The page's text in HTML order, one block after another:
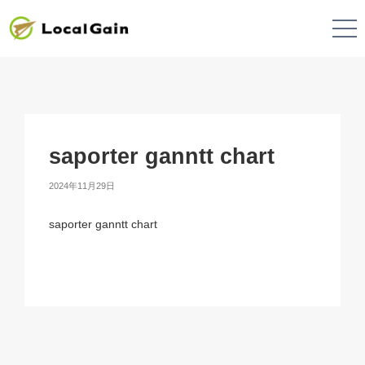
saporter ganntt chart
2024年11月29日
saporter ganntt chart